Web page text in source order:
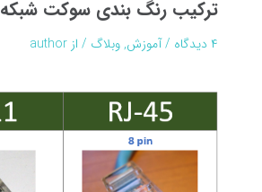
ترکیب رنگ بندی سوکت شبکه
۴ دیدگاه /آموزش,وبلاگ / از author